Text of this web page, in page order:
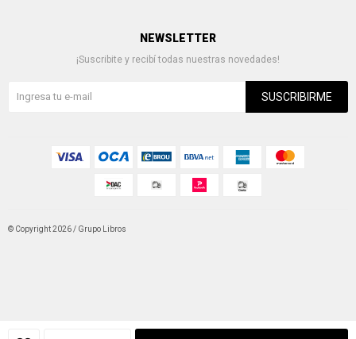
NEWSLETTER
¡Suscribite y recibí todas nuestras novedades!
SUSCRIBIRME
© Copyright 2026 / Grupo Libros